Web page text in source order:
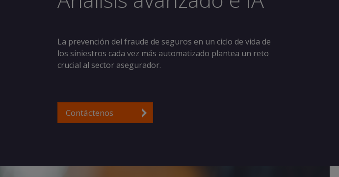
La prevención del fraude de seguros en un ciclo de vida de
los siniestros cada vez más automatizado plantea un reto
crucial al sector asegurador.
Contáctenos